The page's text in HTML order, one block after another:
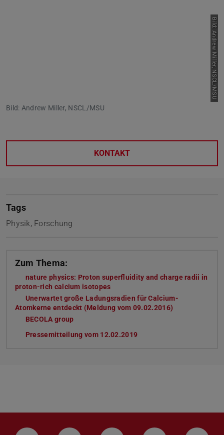
Bild: Andrew Miller, NSCL/MSU
Bild: Andrew Miller, NSCL/MSU
KONTAKT
Tags
Physik, Forschung
Zum Thema:
nature physics: Proton superfluidity and charge radii in
proton-rich calcium isotopes
Unerwartet große Ladungsradien für Calcium-
Atomkerne entdeckt (Meldung vom 09.02.2016)
BECOLA group
Pressemitteilung vom 12.02.2019